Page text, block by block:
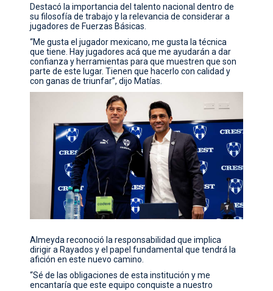
Destacó la importancia del talento nacional dentro de
su filosofía de trabajo y la relevancia de considerar a
jugadores de Fuerzas Básicas.
“Me gusta el jugador mexicano, me gusta la técnica
que tiene. Hay jugadores acá que me ayudarán a dar
confianza y herramientas para que muestren que son
parte de este lugar. Tienen que hacerlo con calidad y
con ganas de triunfar”, dijo Matías.
Almeyda reconoció la responsabilidad que implica
dirigir a Rayados y el papel fundamental que tendrá la
afición en este nuevo camino.
“Sé de las obligaciones de esta institución y me
encantaría que este equipo conquiste a nuestro